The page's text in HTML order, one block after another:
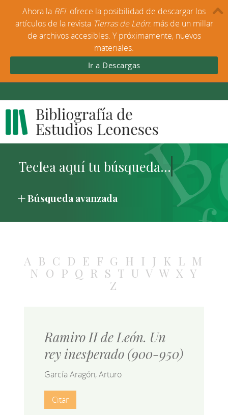
Búsqueda avanzada
A B C D E F G H I J K L M
N O P Q R S T U V W X Y
Z
Ramiro II de León. Un
rey inesperado (900-950)
García Aragón, Arturo
Citar
Ahora la BEL ofrece la posibilidad de descargar los
artículos de la revista Tierras de León: más de un millar
de archivos accesibles. Y próximamente, nuevos
materiales.
Ir a Descargas